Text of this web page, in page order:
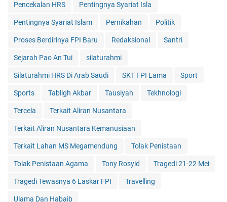
Pencekalan HRS Pentingnya Syariat Isla
Pentingnya Syariat Islam Pernikahan Politik
Proses Berdirinya FPI Baru Redaksional Santri
Sejarah Pao An Tui silaturahmi
Silaturahmi HRS Di Arab Saudi SKT FPI Lama Sport
Sports Tabligh Akbar Tausiyah Tekhnologi
Tercela Terkait Aliran Nusantara
Terkait Aliran Nusantara Kemanusiaan
Terkait Lahan MS Megamendung Tolak Penistaan
Tolak Penistaan Agama Tony Rosyid Tragedi 21-22 Mei
Tragedi Tewasnya 6 Laskar FPI Travelling
Ulama Dan Habaib